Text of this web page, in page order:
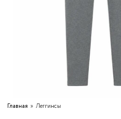
Главная Леггинсы